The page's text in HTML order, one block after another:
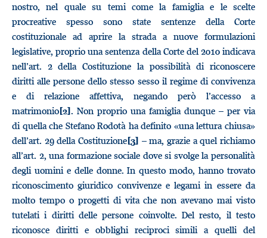
nostro, nel quale su temi come la famiglia e le scelte
procreative spesso sono state sentenze della Corte
costituzionale ad aprire la strada a nuove formulazioni
legislative, proprio una sentenza della Corte del 2010 indicava
nell’art. 2 della Costituzione la possibilità di riconoscere
diritti alle persone dello stesso sesso il regime di convivenza
e di relazione affettiva, negando però l’accesso a
matrimonio[2]. Non proprio una famiglia dunque – per via
di quella che Stefano Rodotà ha definito «una lettura chiusa»
dell’art. 29 della Costituzione[3] – ma, grazie a quel richiamo
all’art. 2, una formazione sociale dove si svolge la personalità
degli uomini e delle donne. In questo modo, hanno trovato
riconoscimento giuridico convivenze e legami in essere da
molto tempo o progetti di vita che non avevano mai visto
tutelati i diritti delle persone coinvolte. Del resto, il testo
riconosce diritti e obblighi reciproci simili a quelli del